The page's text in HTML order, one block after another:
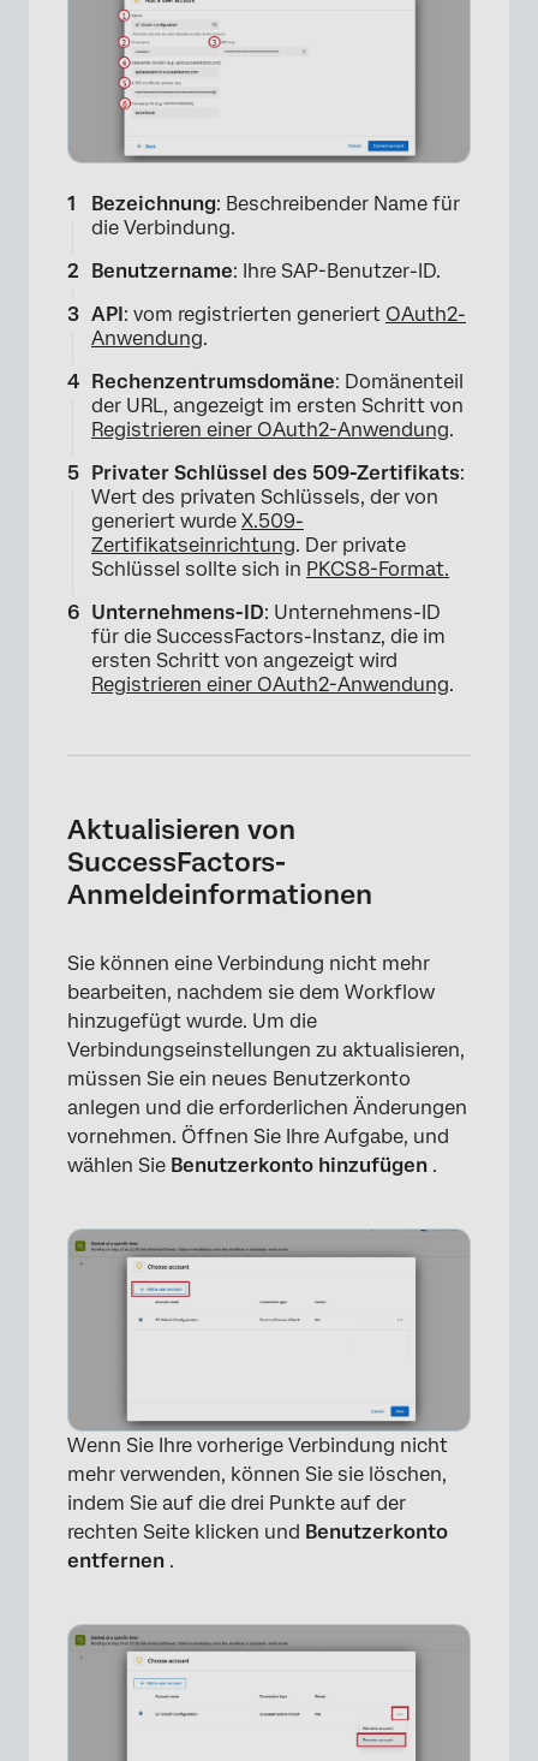
×
×
Bezeichnung: Beschreibender Name für
die Verbindung.
Benutzername: Ihre SAP-Benutzer-ID.
API: vom registrierten generiert OAuth2-
Anwendung.
Rechenzentrumsdomäne: Domänenteil
der URL, angezeigt im ersten Schritt von
Registrieren einer OAuth2-Anwendung.
Privater Schlüssel des 509-Zertifikats:
Wert des privaten Schlüssels, der von
generiert wurde X.509-
Zertifikatseinrichtung. Der private
Schlüssel sollte sich in PKCS8-Format.
Unternehmens-ID: Unternehmens-ID
für die SuccessFactors-Instanz, die im
ersten Schritt von angezeigt wird
Registrieren einer OAuth2-Anwendung.
Aktualisieren von
SuccessFactors-
Anmeldeinformationen
Sie können eine Verbindung nicht mehr
bearbeiten, nachdem sie dem Workflow
hinzugefügt wurde. Um die
Verbindungseinstellungen zu aktualisieren,
müssen Sie ein neues Benutzerkonto
anlegen und die erforderlichen Änderungen
vornehmen. Öffnen Sie Ihre Aufgabe, und
wählen Sie Benutzerkonto hinzufügen .
Wenn Sie Ihre vorherige Verbindung nicht
mehr verwenden, können Sie sie löschen,
indem Sie auf die drei Punkte auf der
rechten Seite klicken und Benutzerkonto
entfernen .